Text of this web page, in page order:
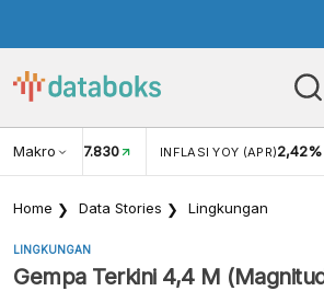
Makro
USD/IDR 17.830 INFLASI YOY (APR)2,42%
Home Data Stories Lingkungan
LINGKUNGAN
Gempa Terkini 4,4 M